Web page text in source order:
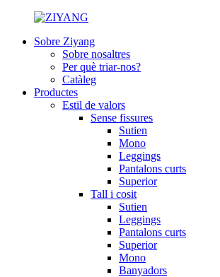
Sobre Ziyang
Sobre nosaltres
Per què triar-nos?
Catàleg
Productes
Estil de valors
Sense fissures
Sutien
Mono
Leggings
Pantalons curts
Superior
Tall i cosit
Sutien
Leggings
Pantalons curts
Superior
Mono
Banyadors